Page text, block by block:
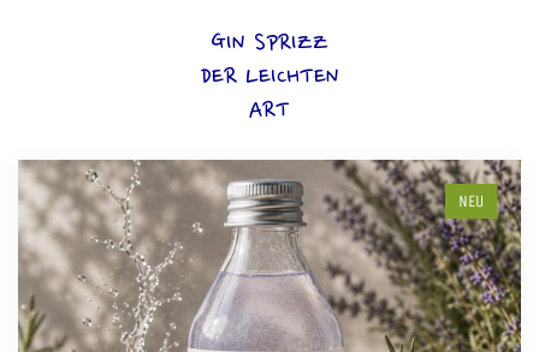
GIN SPRIZZ
DER LEICHTEN
ART
NEU